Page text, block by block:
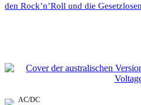
den Rock’n’Roll und die
AC/DC